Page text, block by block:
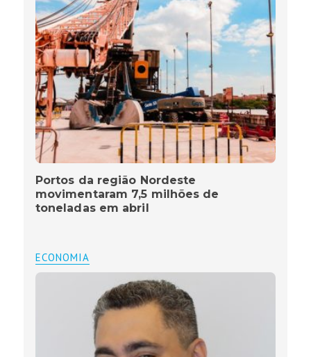
Portos da região Nordeste
movimentaram 7,5 milhões de
toneladas em abril
ECONOMIA